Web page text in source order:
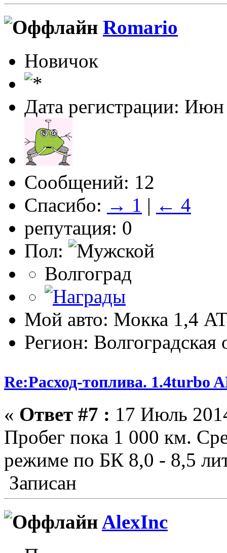
Romario
Новичок
Дата регистрации:
Сообщений: 12
Спасибо: → 1 | ← 4
репутация: 0
Пол:
Волгоград
Мой авто: Мокка 1,4
Регион: Волгоградская
Re:Расход-топлива. 1.4turbo
« Ответ #7 : 17 Июль
Пробег пока 1 000 км.
режиме по БК 8,0 - 8,5
Записан
AlexInc